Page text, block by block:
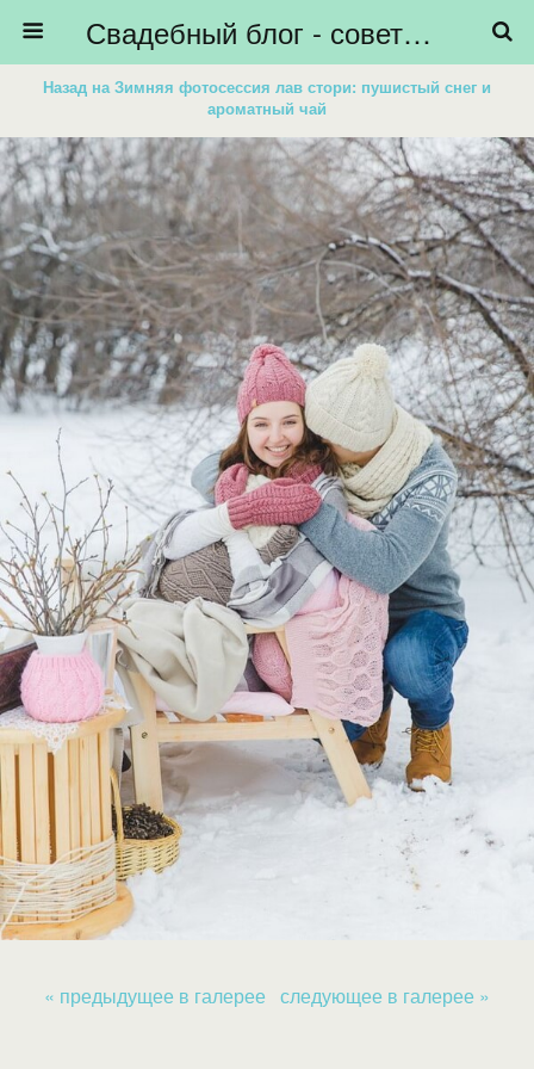
Свадебный блог - советы невестам, подготовка к свадьбе - HiBride
Назад на Зимняя фотосессия лав стори: пушистый снег и
ароматный чай
« предыдущее в галерее следующее в галерее »